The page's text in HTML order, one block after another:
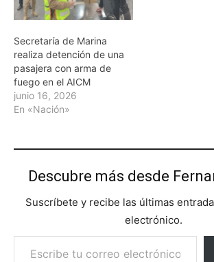
Secretaría de Marina
realiza detención de una
pasajera con arma de
fuego en el AICM
junio 16, 2026
En «Nación»
Descubre más desde
Suscríbete y recibe las últimas
electrónico.
Escribe tu correo electrónico…